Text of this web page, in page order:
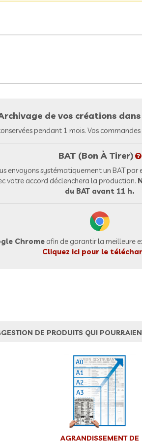
de vos créations
pendant 1 mois. Vos
BAT (Bon À Tirer)
envoyons systématiquement un BAT
votre accord déclenchera la production.
du BAT avant 11 h.
Chromeafin de garantir la meilleure
Cliquez ici pour le
DE PRODUITS QUI
AGRANDISSEMENT DE